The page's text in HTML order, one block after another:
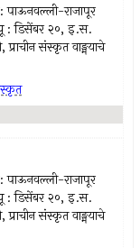
पाऊनवल्ली-राजापूर
: डिसेंबर २०, इ.स.
प्राचीन संस्कृत वाङ्मयाचे
पाऊनवल्ली-राजापूर
: डिसेंबर २०, इ.स.
प्राचीन संस्कृत वाङ्मयाचे